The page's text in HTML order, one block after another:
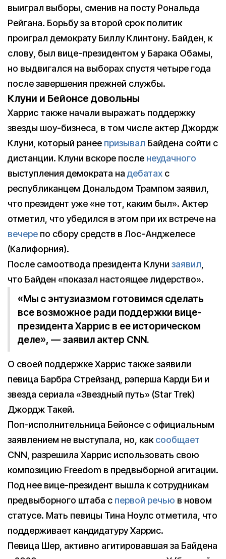
выиграл выборы, сменив на посту Рональда
Рейгана. Борьбу за второй срок политик
проиграл демократу Биллу Клинтону. Байден, к
слову, был вице-президентом у Барака Обамы,
но выдвигался на выборах спустя четыре года
после завершения прежней службы.
Клуни и Бейонсе довольны
Харрис также начали выражать поддержку
звезды шоу-бизнеса, в том числе актер Джордж
Клуни, который ранее призывал Байдена сойти с
дистанции. Клуни вскоре после неудачного
выступления демократа на дебатах с
республиканцем Дональдом Трампом заявил,
что президент уже «не тот, каким был». Актер
отметил, что убедился в этом при их встрече на
вечере по сбору средств в Лос-Анджелесе
(Калифорния).
После самоотвода президента Клуни заявил,
что Байден «показал настоящее лидерство».
«Мы с энтузиазмом готовимся сделать
все возможное ради поддержки вице-
президента Харрис в ее историческом
деле», — заявил актер CNN.
О своей поддержке Харрис также заявили
певица Барбра Стрейзанд, рэперша Карди Би и
звезда сериала «Звездный путь» (Star Trek)
Джордж Такей.
Поп-исполнительница Бейонсе с официальным
заявлением не выступала, но, каксообщает
CNN, разрешила Харрис использовать свою
композицию Freedom в предвыборной агитации.
Под нее вице-президент вышла к сотрудникам
предвыборного штаба с первой речью в новом
статусе. Мать певицы Тина Ноулс отметила, что
поддерживает кандидатуру Харрис.
Певица Шер, активно агитировавшая за Байдена